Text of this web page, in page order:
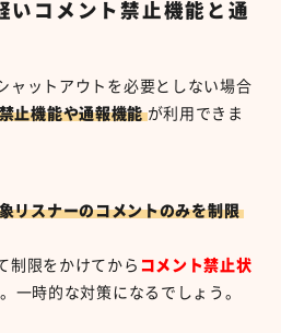
いコメント禁止機能と通
ャットアウトを必要としない場合
止機能や通報機能 が利用できま
リスナーのコメントのみを制限
制限をかけてから コメント禁止状
一時的な対策になるでしょう。